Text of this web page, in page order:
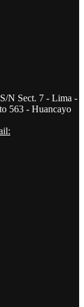
N Sect. 7 - Lima -
563 - Huancayo